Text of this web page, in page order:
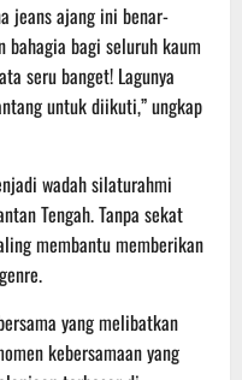
jeans ajang ini benar-
bahagia bagi seluruh kaum
seru banget! Lagunya
untuk diikuti,” ungkap
wadah silaturahmi
Tengah. Tanpa sekat
membantu memberikan
yang melibatkan
kebersamaan yang